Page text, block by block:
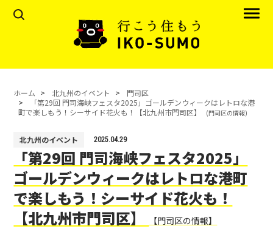
ホーム 北九州のイベント
門司区
「第29回 門司海峡フェスタ2025」ゴールデンウィークはレトロな港
町で楽しもう！シーサイド花火も！【北九州市門司区】
(門司区の情報)
北九州のイベント 2025.04.29
「第29回 門司海峡フェスタ2025」
ゴールデンウィークはレトロな港町
で楽しもう！シーサイド花火も！
【北九州市門司区】
【門司区の情報】